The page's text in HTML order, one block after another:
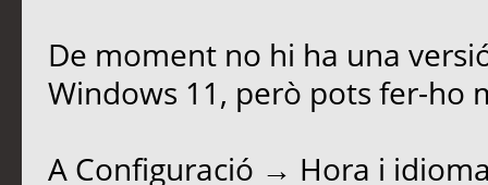
De moment no hi ha una
Windows 11, però pots fer-ho
A Configuració → Hora i